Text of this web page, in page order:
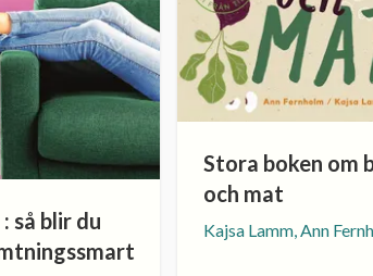
så blir du
Stora boken om
och mat
Kajsa Lamm, Ann